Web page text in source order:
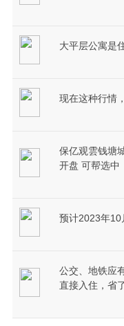
大平层公寓是
现在这种行情
保亿观雲钱塘
开盘 可帮选中
预计2023年10
公交、地铁应
直接入住，省